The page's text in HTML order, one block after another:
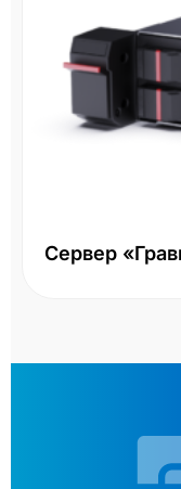
Сервер